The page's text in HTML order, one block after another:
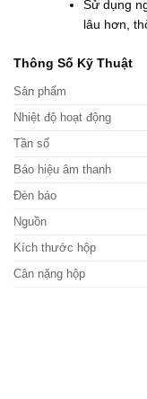
Sử dụng
lâu hơn,
Thông Số Kỹ Thuật
Sản phẩm
Nhiệt độ hoạt động
Tần số
Báo hiệu âm thanh
Đèn báo
Nguồn
Kích thước hộp
Cân nặng hộp